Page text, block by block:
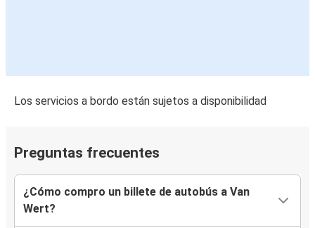
Los servicios a bordo están sujetos a disponibilidad
Preguntas frecuentes
¿Cómo compro un billete de autobús a Van
Wert?